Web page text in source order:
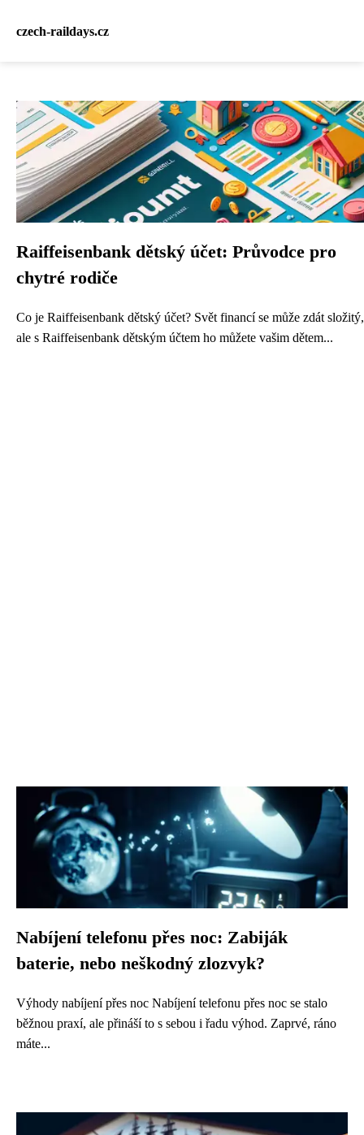
czech-raildays.cz
Raiffeisenbank dětský účet: Průvodce pro
chytré rodiče
Co je Raiffeisenbank dětský účet? Svět financí se může zdát složitý,
ale s Raiffeisenbank dětským účtem ho můžete vašim dětem...
Nabíjení telefonu přes noc: Zabiják
baterie, nebo neškodný zlozvyk?
Výhody nabíjení přes noc Nabíjení telefonu přes noc se stalo
běžnou praxí, ale přináší to s sebou i řadu výhod. Zaprvé, ráno
máte...